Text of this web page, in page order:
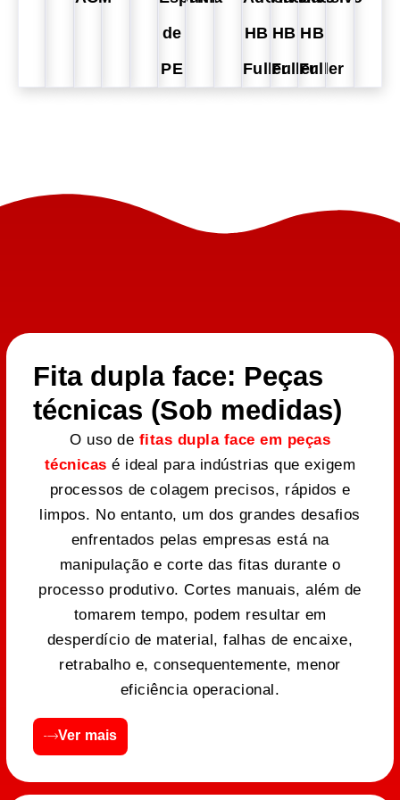
de
PE
HB
Fuller
HB
Fuller
HB
Fuller
Fita dupla face: Peças
técnicas (Sob medidas)
O uso de fitas dupla face em peças
técnicas é ideal para indústrias que exigem
processos de colagem precisos, rápidos e
limpos. No entanto, um dos grandes desafios
enfrentados pelas empresas está na
manipulação e corte das fitas durante o
processo produtivo. Cortes manuais, além de
tomarem tempo, podem resultar em
desperdício de material, falhas de encaixe,
retrabalho e, consequentemente, menor
eficiência operacional.
Ver mais